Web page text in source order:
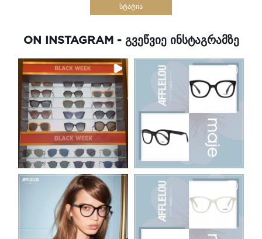
ᲡᲢᲐᲢᲘᲐ
ON INSTAGRAM - ᲒᲕᲔᲬᲕᲘᲔ ᲘᲜᲡᲢᲐᲒᲠᲐᲛᲖᲔ